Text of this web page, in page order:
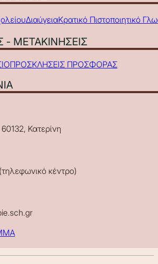
ΔιαύγειαΚρατικό Πιστοποιητικό
ΜΕΤΑΚΙΝΗΣΕΙΣ
ΠΡΟΣΚΛΗΣΕΙΣ ΠΡΟΣΦΟΡΑΣ
Κατερίνη
κέντρο)